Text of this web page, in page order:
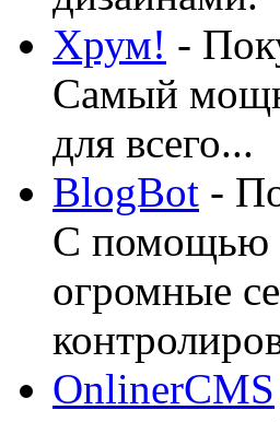
Хрум! -
Самый
для всего...
BlogBot -
С помощью
огромные
OnlinerCMS